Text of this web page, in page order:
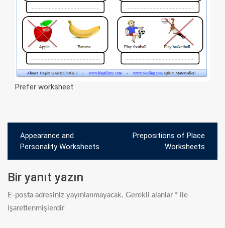
Prefer worksheet
Yazı
gezinmesi
Appearance and
Personality Worksheets
Prepositions of Place
Worksheets
Bir yanıt yazın
E-posta adresiniz yayınlanmayacak. Gerekli alanlar * ile
işaretlenmişlerdir